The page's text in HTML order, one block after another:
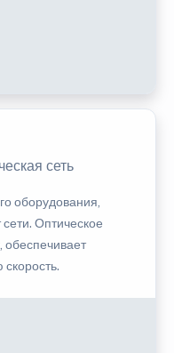
сеть
оборудования,
Оптическое
обеспечивает